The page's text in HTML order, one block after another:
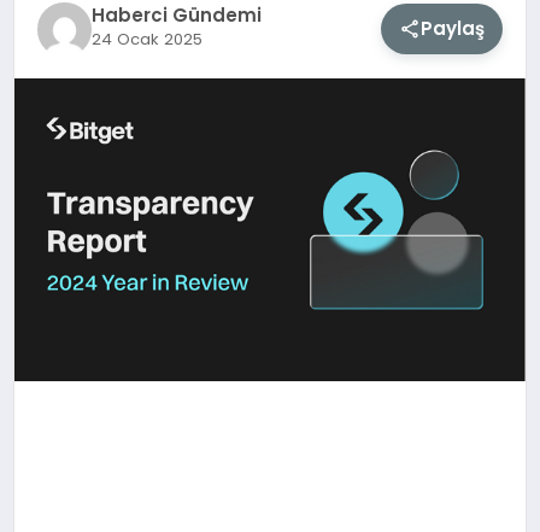
Haberci Gündemi
24 Ocak 2025 Paylaş